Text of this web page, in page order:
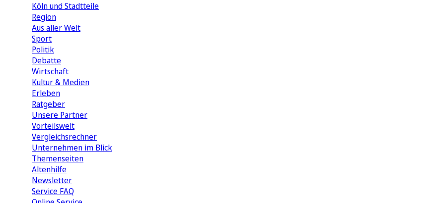
Köln und Stadtteile
Region
Aus aller Welt
Sport
Politik
Debatte
Wirtschaft
Kultur & Medien
Erleben
Ratgeber
Unsere Partner
Vorteilswelt
Vergleichsrechner
Unternehmen im Blick
Themenseiten
Altenhilfe
Newsletter
Service FAQ